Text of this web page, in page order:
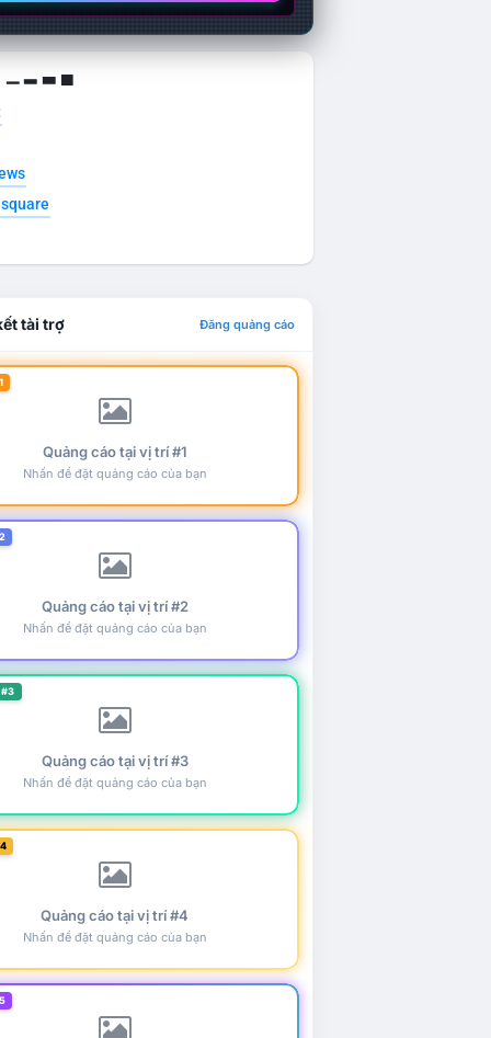
▁ ▂ ▃ ▄
tài trợ Đăng quảng cáo
Quảng cáo tại vị trí #1
Nhấn để đặt quảng cáo của bạn
Quảng cáo tại vị trí #2
Nhấn để đặt quảng cáo của bạn
Quảng cáo tại vị trí #3
Nhấn để đặt quảng cáo của bạn
Quảng cáo tại vị trí #4
Nhấn để đặt quảng cáo của bạn